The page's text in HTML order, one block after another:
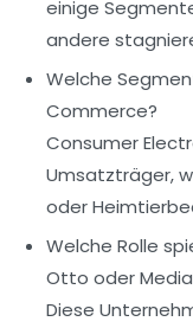
einige
andere
Welche
Commerce?
Consumer
Umsatzträger,
oder
Welche Rolle
Otto oder
Diese